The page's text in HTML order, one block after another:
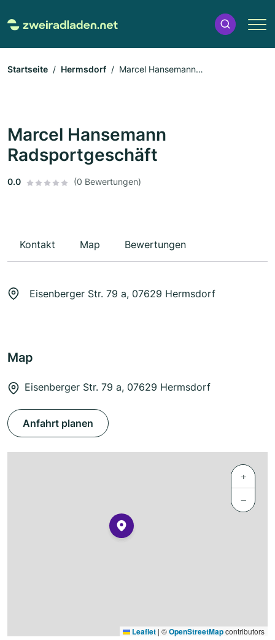
Startseite Hermsdorf
Marcel Hansemann
Marcel Hansemann
Radsportgeschäft
0.0 (0 Bewertungen)
Kontakt Map Bewertungen
Eisenberger Str. 79 a, 07629 Hermsdorf
Map
Eisenberger Str. 79 a, 07629 Hermsdorf
Anfahrt planen
+
−
Leaflet | ©OpenStreetMapcontributors